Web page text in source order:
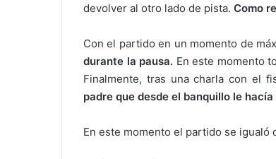
devolver al otro lado de pista. Como
Con el partido en un momento de
durante la pausa. En este momento
Finalmente, tras una charla con el
padre que desde el banquillo le
En este momento el partido se igualó